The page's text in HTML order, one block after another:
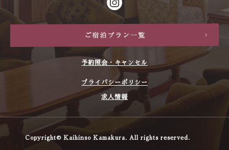
予約照会・キャンセル
プライバシーポリシー
求人情報
Copyright© Kaihinso Kamakura. All rights reserved.